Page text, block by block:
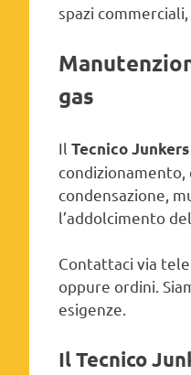
spazi
gas
Il Tecnico
condizionamento,
condensazione,
l’addolcimento
Contattaci via
oppure ordini.
esigenze.
Il Tecnico